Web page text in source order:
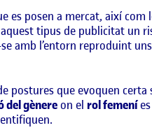
posen a mercat, així
tipus de publicitat un
amb l’entorn reproduint
postures que evoquen
del gènereon el rol femeníes